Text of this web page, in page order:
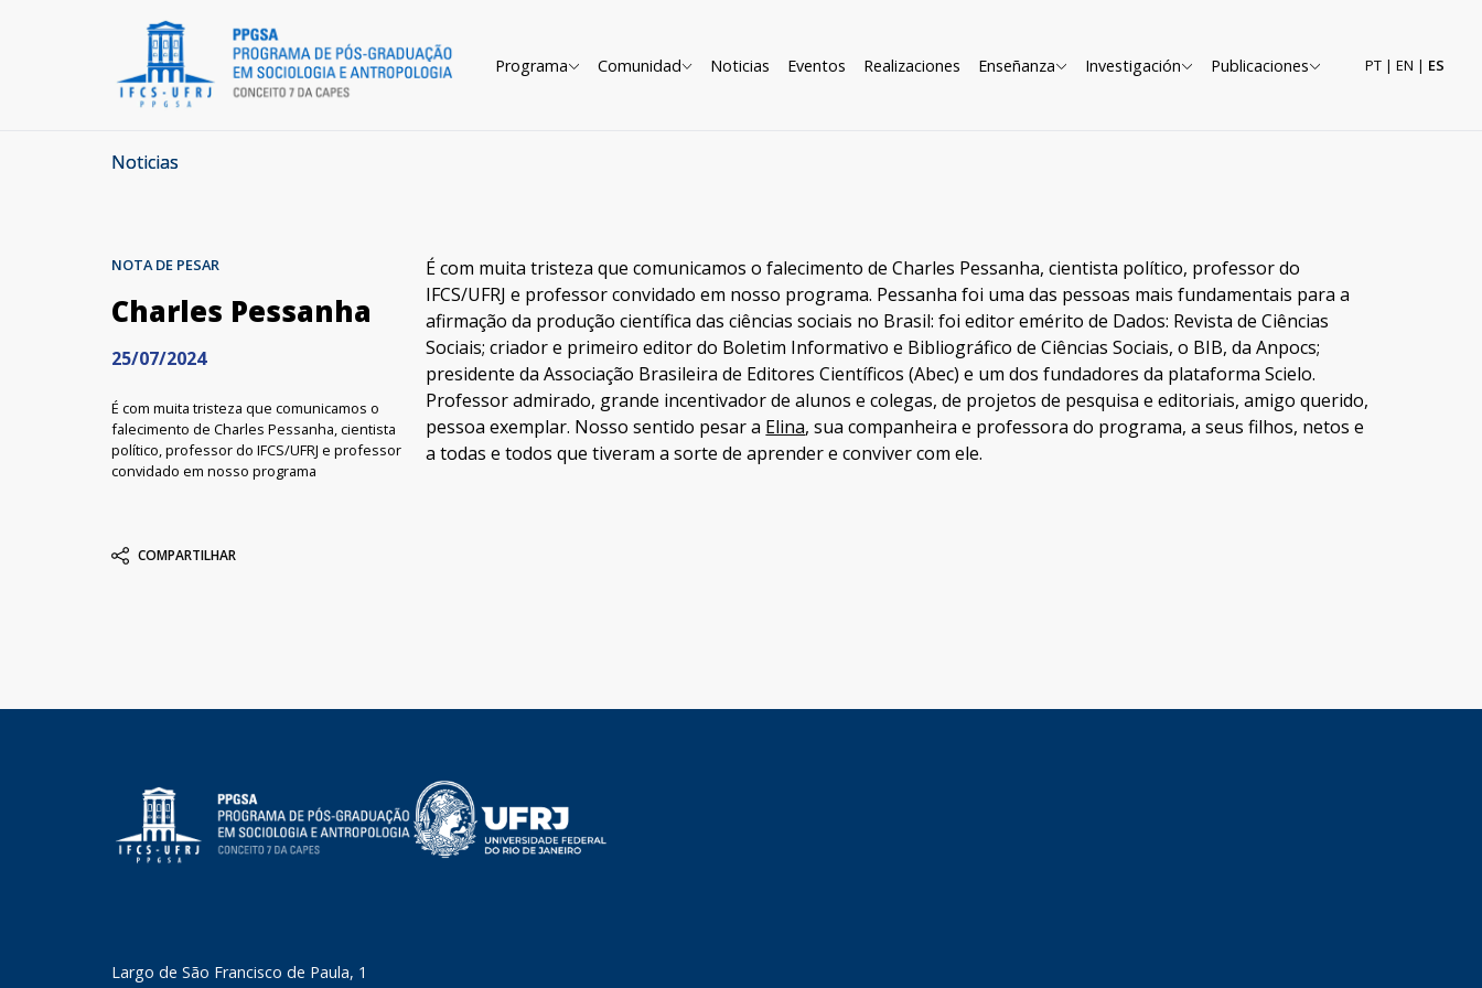
Programa Comunidad Noticias Eventos Realizaciones Enseñanza Investigación Publicaciones PT| EN | ES
Noticias
NOTA DE PESAR
Charles Pessanha
25/07/2024
É com muita tristeza que comunicamos o
falecimento de Charles Pessanha, cientista
político, professor do IFCS/UFRJ e professor
convidado em nosso programa
COMPARTILHAR
É com muita tristeza que comunicamos o falecimento de Charles Pessanha, cientista político, professor do
IFCS/UFRJ e professor convidado em nosso programa. Pessanha foi uma das pessoas mais fundamentais para a
afirmação da produção científica das ciências sociais no Brasil: foi editor emérito de Dados: Revista de Ciências
Sociais; criador e primeiro editor do Boletim Informativo e Bibliográfico de Ciências Sociais, o BIB, da Anpocs;
presidente da Associação Brasileira de Editores Científicos (Abec) e um dos fundadores da plataforma Scielo.
Professor admirado, grande incentivador de alunos e colegas, de projetos de pesquisa e editoriais, amigo querido,
pessoa exemplar. Nosso sentido pesar a Elina, sua companheira e professora do programa, a seus filhos, netos e
a todas e todos que tiveram a sorte de aprender e conviver com ele.
​Largo de São Francisco de Paula, 1